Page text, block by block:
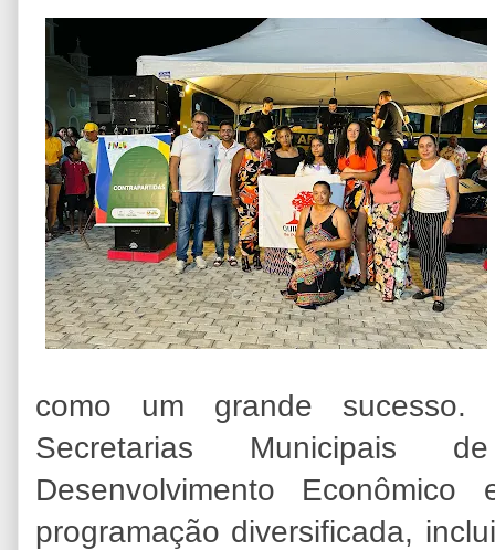
como um grande sucesso.
Secretarias Municipais
Desenvolvimento
programação diversificada,